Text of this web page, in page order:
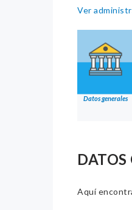
Ver
Datos generales
DATOS
Aquí